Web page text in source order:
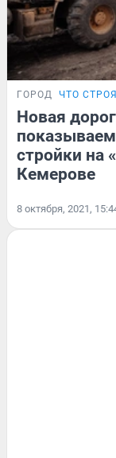
ГОРОД ЧТО
Новая
стройки на
Кемерове
8 октября, 2021,